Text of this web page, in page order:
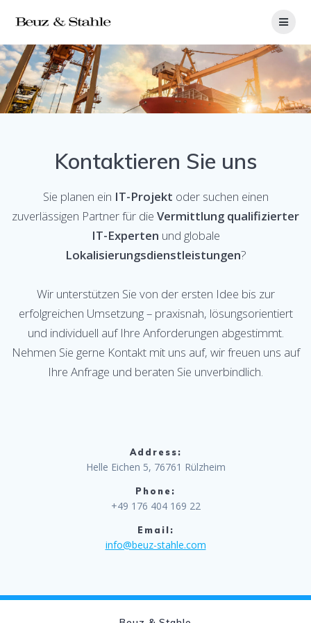
Kontaktieren Sie uns
Sie planen ein IT-Projekt oder suchen einen
zuverlässigen Partner für die Vermittlung qualifizierter
IT-Experten und globale
Lokalisierungsdienstleistungen?
Wir unterstützen Sie von der ersten Idee bis zur
erfolgreichen Umsetzung – praxisnah, lösungsorientiert
und individuell auf Ihre Anforderungen abgestimmt.
Nehmen Sie gerne Kontakt mit uns auf, wir freuen uns auf
Ihre Anfrage und beraten Sie unverbindlich.
Address:
Helle Eichen 5, 76761 Rülzheim
Phone:
+49 176 404 169 22
Email:
info@beuz-stahle.com